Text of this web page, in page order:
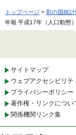
トップページ > 彩の国統
年報 平成17年（人口動態）
サイトマップ
ウェブアクセシビリテ
プライバシーポリシー
著作権・リンクについ
関係機関リンク集